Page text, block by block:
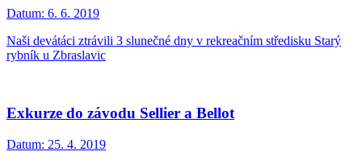
Datum: 6. 6. 2019
Naši devátáci ztrávili 3 slunečné dny v rekreačním středisku Starý
rybník u Zbraslavic
Exkurze do závodu Sellier a Bellot
Datum: 25. 4. 2019